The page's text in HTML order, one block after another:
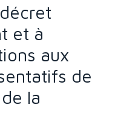
et à
aux
de
la